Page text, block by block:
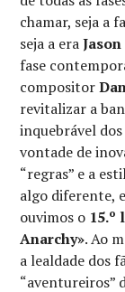
chamar, seja a
seja a era
fase
compositor
revitalizar a
inquebrável
vontade de
“regras” e a
algo diferente,
ouvimos o 15.º
Anarchy». Ao
a lealdade dos
“aventureiros”